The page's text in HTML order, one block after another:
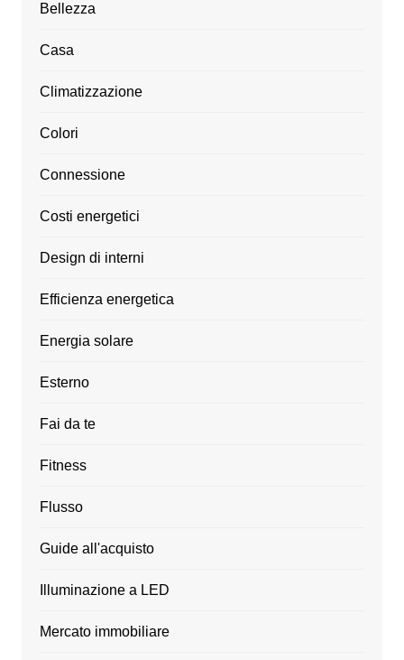
Bellezza
Casa
Climatizzazione
Colori
Connessione
Costi energetici
Design di interni
Efficienza energetica
Energia solare
Esterno
Fai da te
Fitness
Flusso
Guide all'acquisto
Illuminazione a LED
Mercato immobiliare